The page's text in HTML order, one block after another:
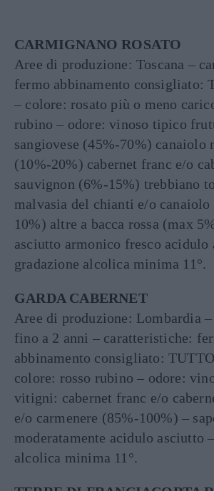
CARMIGNANO ROSATO
Aree di produzione: Toscana –
fermo abbinamento consigliato:
– colore: rosato più o meno
rubino – odore: vinoso tipico
sangiovese (45%-70%) canaiolo
(10%-20%) cabernet franc e/o
sauvignon (6%-15%) trebbiano
malvasia del chianti e/o canaiolo
10%) altre a bacca rossa (max
asciutto armonico fresco acidulo
gradazione alcolica minima 11°.
GARDA CABERNET
Aree di produzione: Lombardia
fino a 2 anni – caratteristiche:
abbinamento consigliato:
colore: rosso rubino – odore:
vitigni: cabernet franc e/o
e/o carmenere (85%-100%) –
moderatamente acidulo asciutto
alcolica minima 11°.